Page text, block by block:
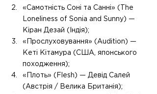
⁠«Самотність Соні та Санні» (The
Loneliness of Sonia and Sunny) —
Кіран Дезай (Індія);
⁠«Прослуховування» (Audition) —
Кеті Кітамура (США, японського
походження);
⁠«Плоть» (Flesh) — Девід Салей
(Австрія / Велика Британія);